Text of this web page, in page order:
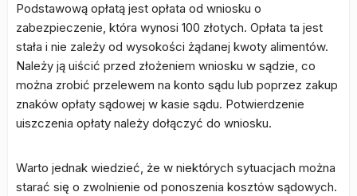
Podstawową opłatą jest opłata od wniosku o
zabezpieczenie, która wynosi 100 złotych. Opłata ta jest
stała i nie zależy od wysokości żądanej kwoty alimentów.
Należy ją uiścić przed złożeniem wniosku w sądzie, co
można zrobić przelewem na konto sądu lub poprzez zakup
znaków opłaty sądowej w kasie sądu. Potwierdzenie
uiszczenia opłaty należy dołączyć do wniosku.
Warto jednak wiedzieć, że w niektórych sytuacjach można
starać się o zwolnienie od ponoszenia kosztów sądowych.